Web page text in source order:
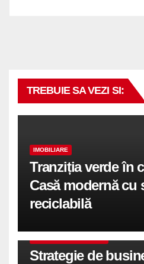
TREBUIE SA VEZI SI:
IMOBILIARE
Tranziția verde în
Casă modernă cu
reciclabilă
Strategie de